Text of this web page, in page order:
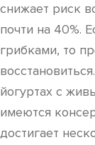
снижает риск
почти на 40%.
грибками, то
йогуртах с
имеются
достигает